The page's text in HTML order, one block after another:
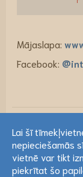
Lai šī
nepieciešamās
Mājaslapa:
Facebook:
Lai šī
nepieciešamās
vietnē var tikt
piekrītat šo